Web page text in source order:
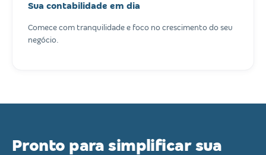
Sua contabilidade em dia
Comece com tranquilidade e foco no crescimento do seu
negócio.
Pronto para simplificar sua